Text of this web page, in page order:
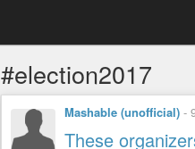
#election2017
Mashable (unofficial) -
These